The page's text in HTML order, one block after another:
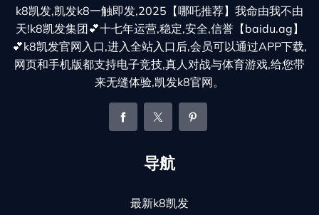
k8凯发,凯发k8一触即发,2025【哪吒推荐】我命由我不由
天!k8凯发集团💕十七年运营,稳定,安全,信誉【baidu.ag】
💕k8凯发官网入口,进入全站入口后,会员可以通过APP下载,
网页和手机版都支持电子竞技,真人对战与体育游戏,给您带
来无缝体验,凯发k8官网。
导航
最新k8凯发